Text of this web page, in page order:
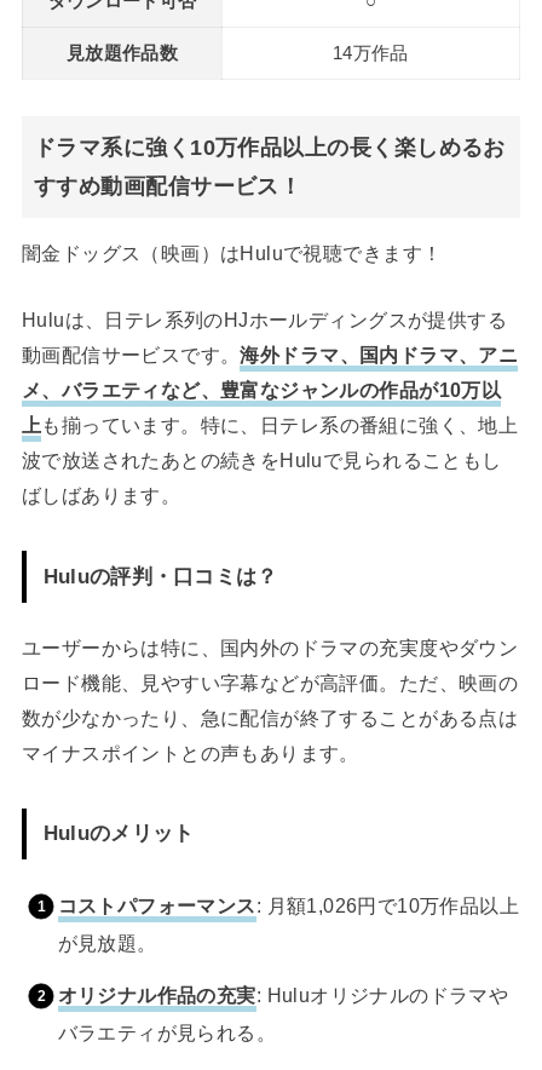
見放題作品数 14万作品
ドラマ系に強く10万作品以上の長く楽しめるお
すすめ動画配信サービス！
闇金ドッグス（映画）はHuluで視聴できます！
Huluは、日テレ系列のHJホールディングスが提供する
動画配信サービスです。海外ドラマ、国内ドラマ、アニ
メ、バラエティなど、豊富なジャンルの作品が10万以
上 も揃っています。特に、日テレ系の番組に強く、地上
波で放送されたあとの続きをHuluで見られることもし
ばしばあります。
Huluの評判・口コミは？
ユーザーからは特に、国内外のドラマの充実度やダウン
ロード機能、見やすい字幕などが高評価。ただ、映画の
数が少なかったり、急に配信が終了することがある点は
マイナスポイントとの声もあります。
Huluのメリット
コストパフォーマンス: 月額1,026円で10万作品以上
が見放題。
オリジナル作品の充実: Huluオリジナルのドラマや
バラエティが見られる。